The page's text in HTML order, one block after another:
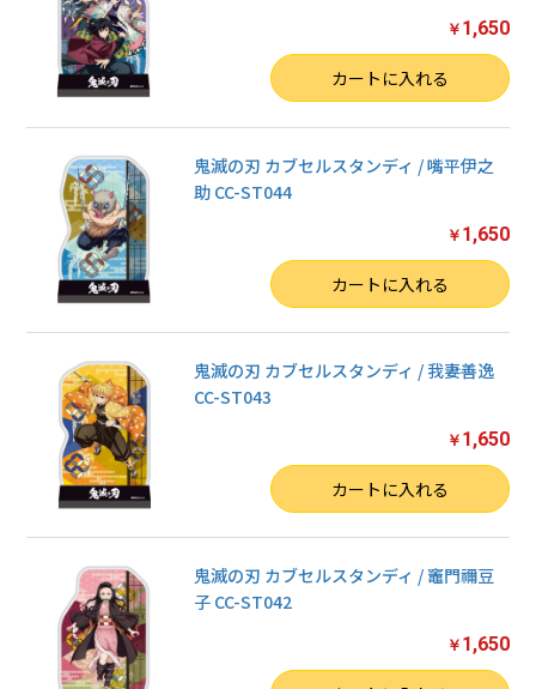
￥ 1,650
カートに入れる
鬼滅の刃 カブセルスタンディ / 嘴平伊之
助 CC-ST044
￥ 1,650
カートに入れる
鬼滅の刃 カブセルスタンディ / 我妻善逸
CC-ST043
￥ 1,650
カートに入れる
鬼滅の刃 カブセルスタンディ / 竈門禰豆
子 CC-ST042
￥ 1,650